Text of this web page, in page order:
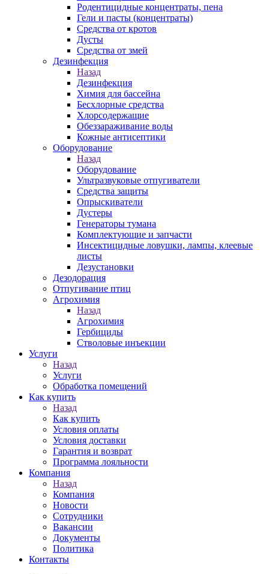
Родентицидные концентраты, пена
Гели и пасты (концентраты)
Средства от кротов
Дусты
Средства от змей
Дезинфекция
Назад
Дезинфекция
Химия для бассейна
Бесхлорные средства
Хлорсодержащие
Обеззараживание воды
Кожные антисептики
Оборудование
Назад
Оборудование
Ультразвуковые отпугиватели
Средства защиты
Опрыскиватели
Дустеры
Генераторы тумана
Комплектующие и запчасти
Инсектицидные ловушки, лампы, клеевые
листы
Дезустановки
Дезодорация
Отпугивание птиц
Агрохимия
Назад
Агрохимия
Гербициды
Стволовые инъекции
Услуги
Назад
Услуги
Обработка помещений
Как купить
Назад
Как купить
Условия оплаты
Условия доставки
Гарантия и возврат
Программа лояльности
Компания
Назад
Компания
Новости
Сотрудники
Вакансии
Документы
Политика
Контакты